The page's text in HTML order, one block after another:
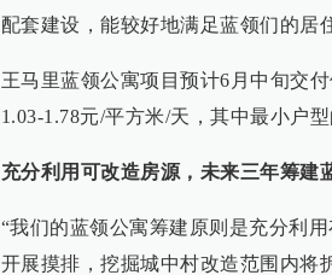
配套建设，能较好地满足蓝领们的居
王马里蓝领公寓项目预计6月中旬交
1.03-1.78元/平方米/天，其中最小户
充分利用可改造房源，未来三年筹建
“我们的蓝领公寓筹建原则是充分利
开展摸排，挖掘城中村改造范围内将